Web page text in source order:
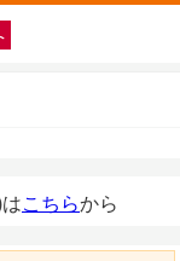
こちらから